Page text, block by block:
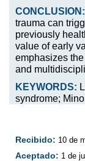
CONCLUSION:
trauma can
previously
value of early
emphasizes
and
KEYWORDS:
syndrome;
Recibido: 10 de
Aceptado: 1 de